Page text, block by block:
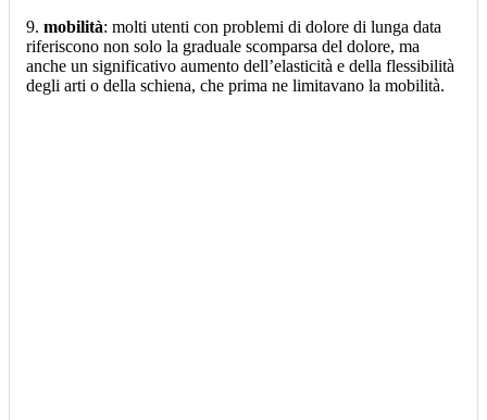
9. mobilità: molti utenti con problemi di dolore di lunga data
riferiscono non solo la graduale scomparsa del dolore, ma
anche un significativo aumento dell’elasticità e della flessibilità
degli arti o della schiena, che prima ne limitavano la mobilità.